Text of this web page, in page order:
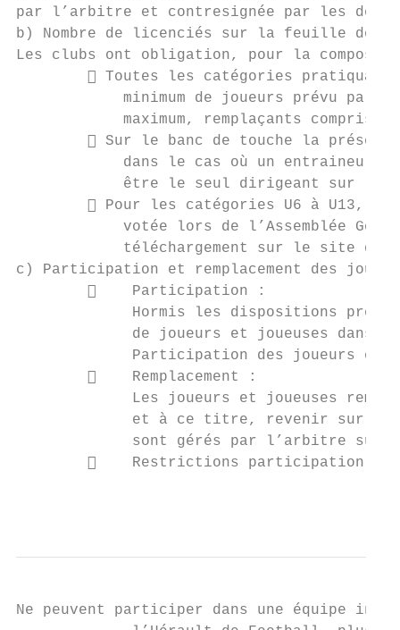
par l’arbitre et contresignée par les deux
b) Nombre de licenciés sur la feuille de
Les clubs ont obligation, pour la
 Toutes les catégories
minimum de joueurs prévu par
            maximum, remplaçants compris.
 Sur le banc de touche la
dans le cas où un entraineur
être le seul dirigeant sur le
 Pour les catégories U6 à U13,
votée lors de l’Assemblée
téléchargement sur le site du
c) Participation et remplacement des
            Participation :
Hormis les dispositions
de joueurs et joueuses dans
Participation des joueurs et
            Remplacement :
Les joueurs et joueuses
et à ce titre, revenir sur
sont gérés par l’arbitre
    Restrictions participation
Ne peuvent participer dans une équipe